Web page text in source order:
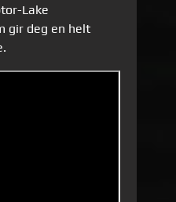
Lake
gir deg en helt